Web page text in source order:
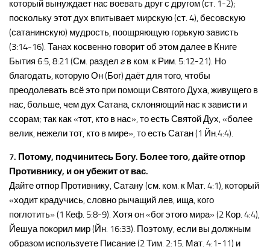
который вынуждает нас воевать друг с другом (ст. 1-2);
поскольку этот дух впитывает мирскую (ст. 4), бесовскую
(сатанинскую) мудрость, поощряющую горькую зависть
(3:14-16). Танах косвенно говорит об этом далее в Книге
Бытия 6:5, 8:21 (См. раздел г в ком. к Рим. 5:12-21). Но
благодать, которую Он (Бог) даёт для того, чтобы
преодолевать всё это при помощи Святого Духа, живущего в
нас, больше, чем дух Сатана, склоняющий нас к зависти и
ссорам; так как «тот, кто в нас», то есть Святой Дух, «более
велик, нежели тот, кто в мире», то есть Сатан (1 Йн.4:4).
7. Потому, подчинитесь Богу. Более того, дайте отпор
Противнику, и он убежит от вас.
Дайте отпор Противнику, Сатану (см. ком. к Мат. 4:1), который
«ходит крадучись, словно рычащий лев, ища, кого
поглотить» (1 Kеф. 5:8-9). Хотя он «бог этого мира» (2 Кор. 4:4),
Йешуа покорил мир (Йн. 16:33). Поэтому, если вы должным
образом используете Писание (2 Тим. 2:15, Мат. 4:1-11) и